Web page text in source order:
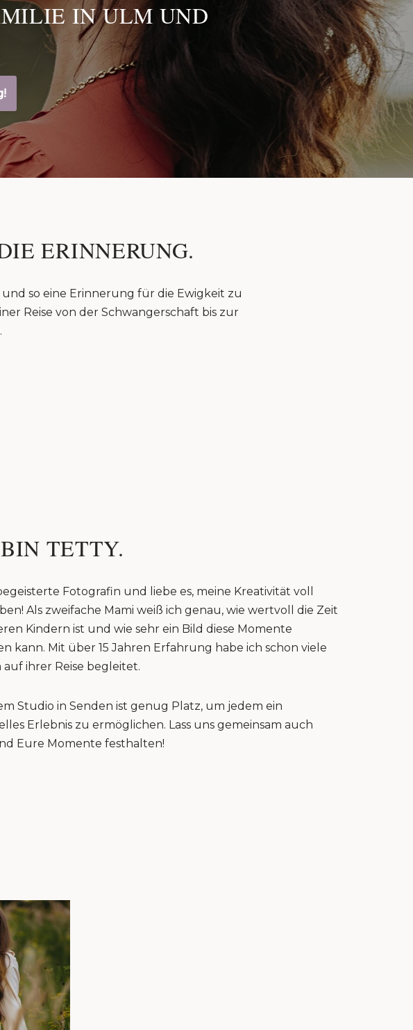
IN ULM UND
ERINNERUNG.
so eine Erinnerung für die Ewigkeit zu
Reise von der Schwangerschaft bis zur
TETTY.
Fotografin und liebe es, meine Kreativität voll
Als zweifache Mami weiß ich genau, wie wertvoll die Zeit
Kindern ist und wie sehr ein Bild diese Momente
kann. Mit über 15 Jahren Erfahrung habe ich schon viele
auf ihrer Reise begleitet.
Studio in Senden ist genug Platz, um jedem ein
Erlebnis zu ermöglichen. Lass uns gemeinsam auch
Eure Momente festhalten!